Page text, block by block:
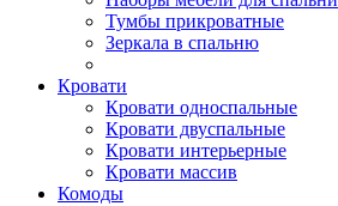
Тумбы прикроватные
Зеркала в спальню
Кровати
Кровати односпальные
Кровати двуспальные
Кровати интерьерные
Кровати массив
Комоды